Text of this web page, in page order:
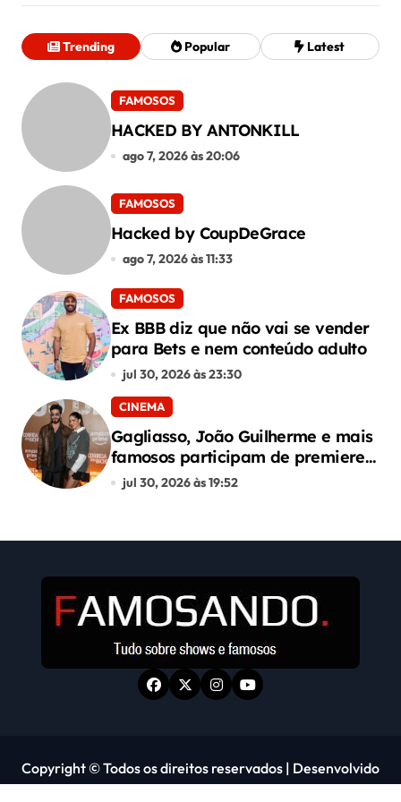
e
P
o
s
Trending Popular Latest
FAMOSOS
HACKED BY ANTONKILL
ago 7, 2026 às 20:06
FAMOSOS
Hacked by CoupDeGrace
ago 7, 2026 às 11:33
FAMOSOS
Ex BBB diz que não vai se vender
para Bets e nem conteúdo adulto
jul 30, 2026 às 23:30
CINEMA
Gagliasso, João Guilherme e mais
famosos participam de premiere
de “Corrida dos Bichos”
jul 30, 2026 às 19:52
Copyright © Todos os direitos reservados | Desenvolvido